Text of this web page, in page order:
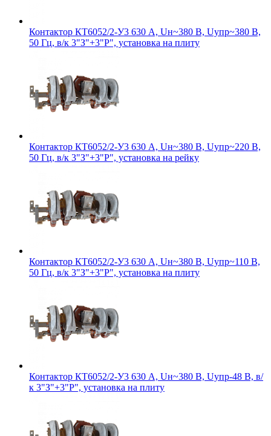
Контактор КТ6052/2-У3 630 А, Uн~380 В, Uупр~380 В,
50 Гц, в/к 3"З"+3"Р", установка на плиту
Контактор КТ6052/2-У3 630 А, Uн~380 В, Uупр~220 В,
50 Гц, в/к 3"З"+3"Р", установка на рейку
Контактор КТ6052/2-У3 630 А, Uн~380 В, Uупр~110 В,
50 Гц, в/к 3"З"+3"Р", установка на плиту
Контактор КТ6052/2-У3 630 А, Uн~380 В, Uупр-48 В, в/
к 3"З"+3"Р", установка на плиту